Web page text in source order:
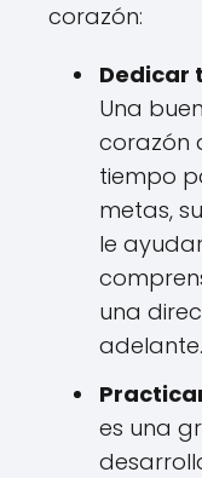
corazón:
Dedicar
Una
corazón
tiempo
metas,
le
una
adelante.
es una